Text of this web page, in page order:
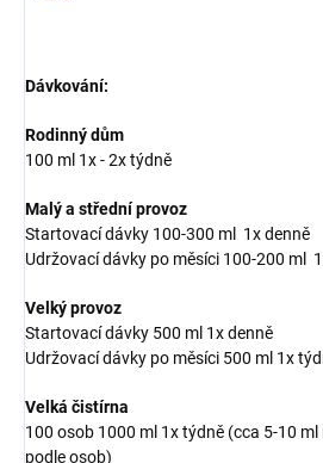
Dávkování:
Rodinný dům
100 ml 1x - 2x týdně
Malý a střední provoz
Startovací dávky 100-300 ml 1x denně
Udržovací dávky po měsíci 100-200 ml
Velký provoz
Startovací dávky 500 ml 1x denně
Udržovací dávky po měsíci 500 ml 1x
Velká čistírna
100 osob 1000 ml 1x týdně (cca 5-10 ml
podle osob)